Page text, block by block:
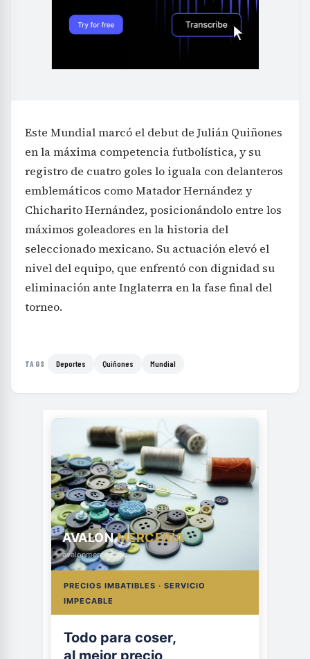
Este Mundial marcó el debut de Julián Quiñones
en la máxima competencia futbolística, y su
registro de cuatro goles lo iguala con delanteros
emblemáticos como Matador Hernández y
Chicharito Hernández, posicionándolo entre los
máximos goleadores en la historia del
seleccionado mexicano. Su actuación elevó el
nivel del equipo, que enfrentó con dignidad su
eliminación ante Inglaterra en la fase final del
torneo.
TAGS Deportes Quiñones Mundial
AVALONMERCERÍA
avalonmerceria.es
PRECIOS IMBATIBLES · SERVICIO
IMPECABLE
Hilos, botones
y cremalleras